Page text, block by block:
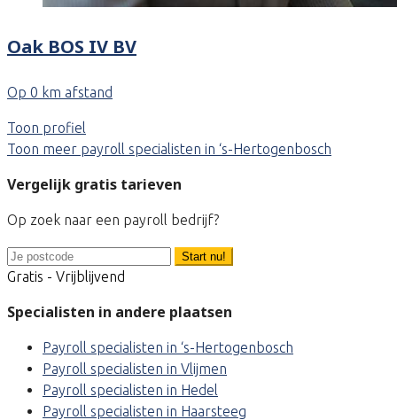
Oak BOS IV BV
Op 0 km afstand
Toon profiel
Toon meer payroll specialisten in ‘s-Hertogenbosch
Vergelijk gratis tarieven
Op zoek naar een payroll bedrijf?
Start nu!
Gratis - Vrijblijvend
Specialisten in andere plaatsen
Payroll specialisten in ‘s-Hertogenbosch
Payroll specialisten in Vlijmen
Payroll specialisten in Hedel
Payroll specialisten in Haarsteeg